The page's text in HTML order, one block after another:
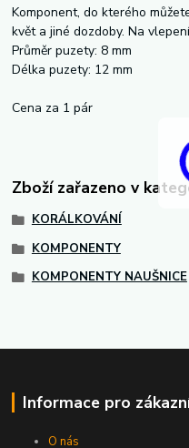
Komponent, do kterého
květ a jiné dozdoby. Na
Průměr puzety: 8 mm
Délka puzety: 12 mm
Cena za 1 pár
Zboží zařazeno v
KORÁLKOVÁNÍ
KOMPONENTY
KOMPONENTY NAUŠNICE
Informace pro
O nás